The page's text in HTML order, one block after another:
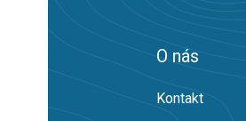
O nás
Kontakt